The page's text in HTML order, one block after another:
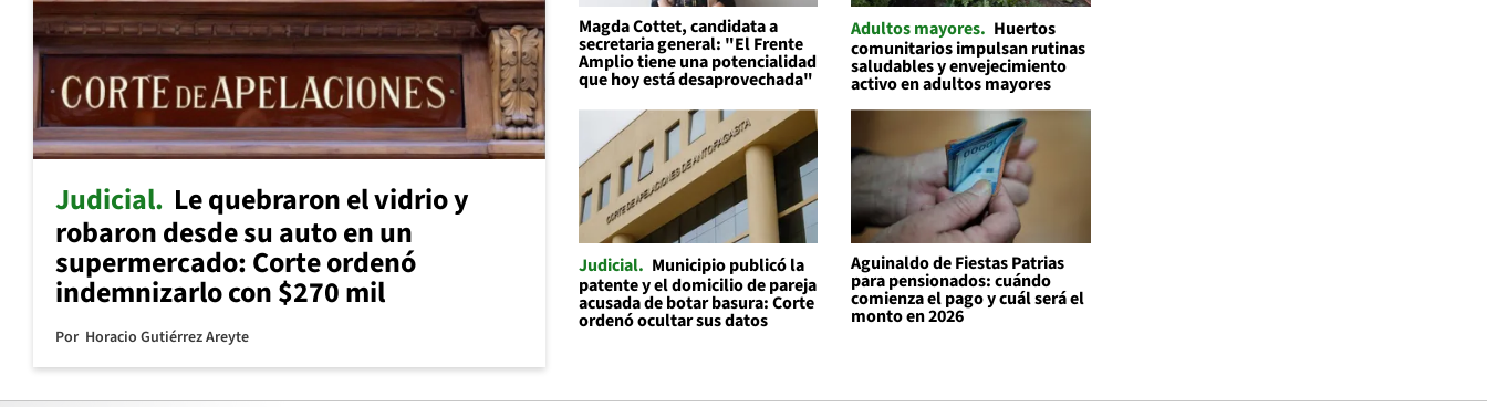
Judicial Le quebraron el vidrio y
robaron desde su auto en un
supermercado: Corte ordenó
indemnizarlo con $270 mil
Por Horacio Gutiérrez Areyte
Magda Cottet, candidata a
secretaria general: "El Frente
Amplio tiene una potencialidad
que hoy está desaprovechada"
Adultos mayores Huertos
comunitarios impulsan rutinas
saludables y envejecimiento
activo en adultos mayores
Judicial
Municipio publicó la
patente y el domicilio de pareja
acusada de botar basura: Corte
ordenó ocultar sus datos
Aguinaldo de Fiestas Patrias
para pensionados: cuándo
comienza el pago y cuál será el
monto en 2026